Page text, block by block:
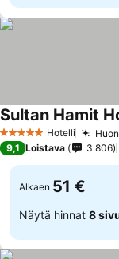
5 Tähtiluokitus
Hotelli
Sultan Hamit
9,1 Loistava 3 806
Alkaen 51 €
Näytä hinnat 8